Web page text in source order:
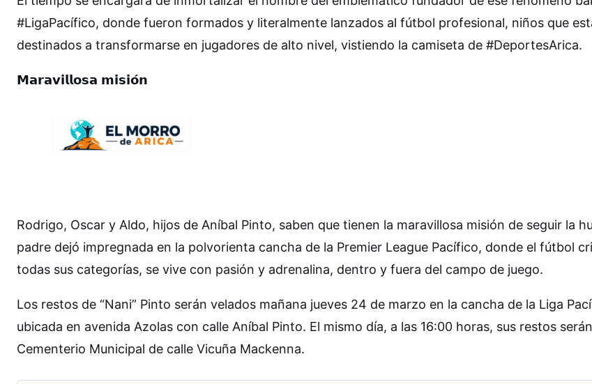
#LigaPacífico, donde fueron formados y literalmente lanzados al fútbol profesional, niños que
destinados a transformarse en jugadores de alto nivel, vistiendo la camiseta de #DeportesArica.
𝗠𝗮𝗿𝗮𝘃𝗶𝗹𝗹𝗼𝘀𝗮 𝗺𝗶𝘀𝗶𝗼́𝗻
Rodrigo, Oscar y Aldo, hijos de Aníbal Pinto, saben que tienen la maravillosa misión de seguir la
padre dejó impregnada en la polvorienta cancha de la Premier League Pacífico, donde el fútbol
todas sus categorías, se vive con pasión y adrenalina, dentro y fuera del campo de juego.
Los restos de “Nani” Pinto serán velados mañana jueves 24 de marzo en la cancha de la Liga
ubicada en avenida Azolas con calle Aníbal Pinto. El mismo día, a las 16:00 horas, sus restos
Cementerio Municipal de calle Vicuña Mackenna.